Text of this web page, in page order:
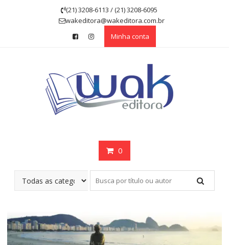
(21) 3208-6113 / (21) 3208-6095
wakeditora@wakeditora.com.br
Minha conta
0